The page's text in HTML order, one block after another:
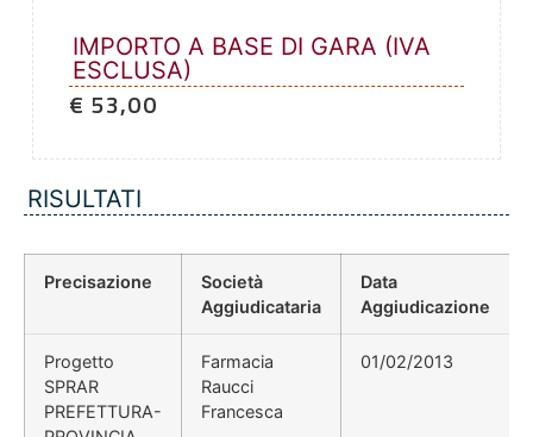
IMPORTO A BASE DI GARA (IVA
ESCLUSA)
€ 53,00
RISULTATI
Precisazione
Società
Aggiudicataria
Data
Aggiudicazione
Progetto
SPRAR
PREFETTURA-
Farmacia
Raucci
Francesca
01/02/2013